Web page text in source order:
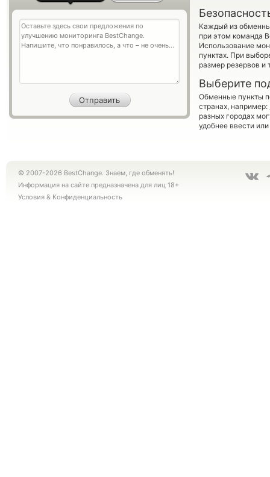
Каждый из
при этом команда
Использование
пунктах. При
размер резервов и
Выберите
Обменные пункты
странах, например:
разных городах
удобнее ввести
© 2007-2026 BestChange. Знаем, где обменять!
Информация на сайте предназначена для лиц 18+
Условия & Конфиденциальность